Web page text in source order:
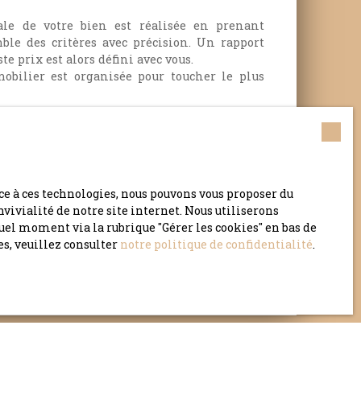
de votre bien est réalisée en prenant
des critères avec précision. Un rapport
prix est alors défini avec vous.
est organisée pour toucher le plus
diagnostiqueurs, pour révéler le
faire savoir.
sûr !
ces technologies, nous pouvons vous proposer du
de notre site internet. Nous utiliserons
moment via la rubrique ″Gérer les cookies″ en bas de
veuillez consulter notre politique de confidentialité.